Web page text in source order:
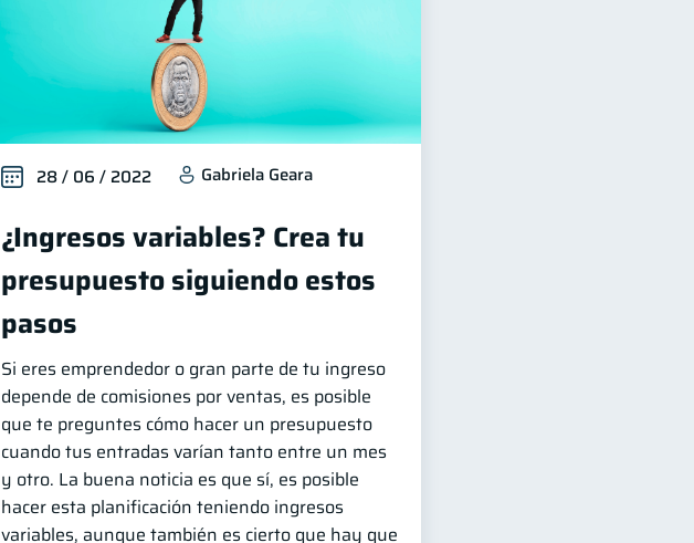
28 / 06 / 2022 Gabriela Geara
¿Ingresos variables? Crea tu
presupuesto siguiendo estos
pasos
Si eres emprendedor o gran parte de tu ingreso
depende de comisiones por ventas, es posible
que te preguntes cómo hacer un presupuesto
cuando tus entradas varían tanto entre un mes
y otro. La buena noticia es que sí, es posible
hacer esta planificación teniendo ingresos
variables, aunque también es cierto que hay que